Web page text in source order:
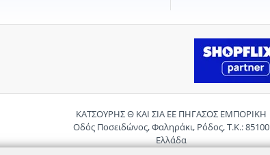
ΚΑΤΣΟΥΡΗΣ Θ ΚΑΙ ΣΙΑ ΕΕ ΠΗΓΑΣΟΣ ΕΜΠΟΡΙΚΗ
Οδός Ποσειδώνος, Φαληράκι, Ρόδος, Τ.Κ.: 85100
Ελλάδα